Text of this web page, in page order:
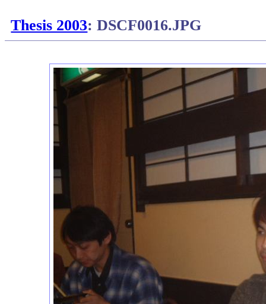
Thesis 2003: DSCF0016.JPG